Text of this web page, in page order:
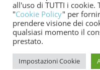
COOKIE POLICY
© 2024 Copyright
all'uso di TUTTI i cookie.
"Cookie Policy" per
prendere visione dei
qualsiasi momento il
prestato.
Impostazioni Cookie